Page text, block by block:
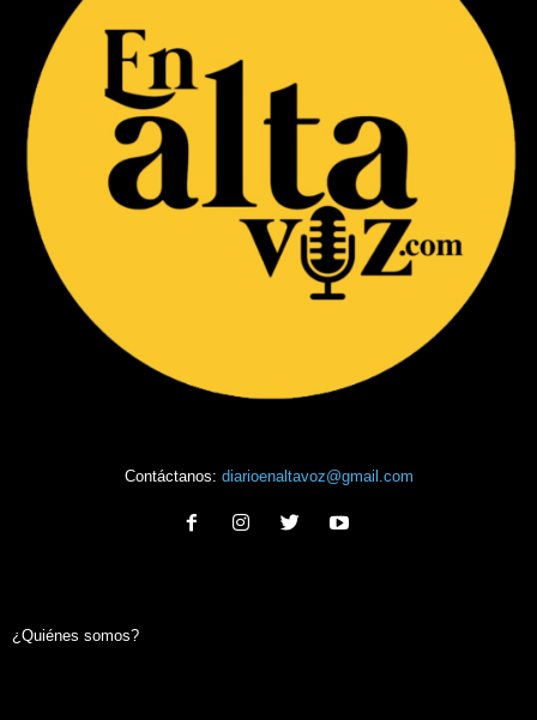
Contáctanos: diarioenaltavoz@gmail.com
¿Quiénes somos?